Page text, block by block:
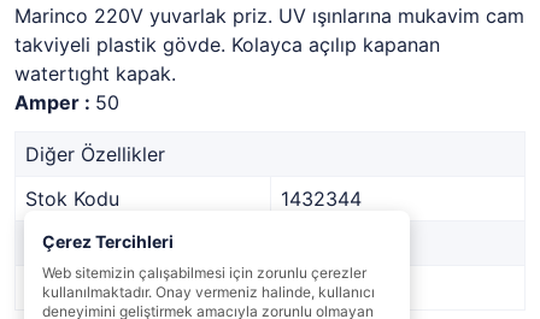
Marinco 220V yuvarlak priz. UV ışınlarına mukavim cam
takviyeli plastik gövde. Kolayca açılıp kapanan
watertıght kapak.
Amper : 50
Diğer Özellikler
Stok Kodu
1432344
Marka
Stok Durumu
Var
Çerez Tercihleri
Web sitemizin çalışabilmesi için zorunlu çerezler
kullanılmaktadır. Onay vermeniz halinde, kullanıcı
deneyimini geliştirmek amacıyla zorunlu olmayan